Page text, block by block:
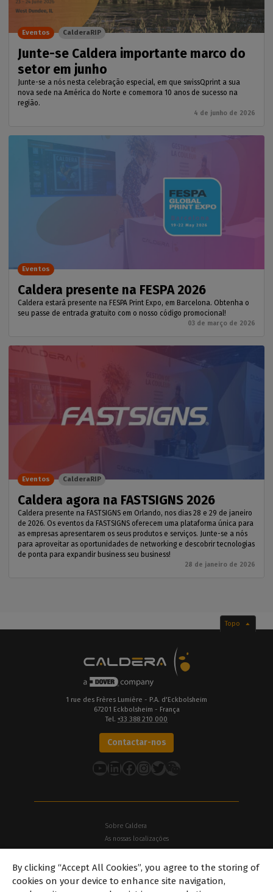
Junte-se Caldera importante marco do
setor em junho
Junte-se a nós nesta celebração especial, em que swissQprint a sua
nova sede na América do Norte e comemora 10 anos de sucesso na
região.
4 de junho de 2026
Eventos CalderaRIP
Caldera presente na FESPA 2026
Caldera estará presente na FESPA Print Expo, em Barcelona. Obtenha o
seu passe de entrada gratuito com o nosso código promocional!
03 de março de 2026
Eventos
Caldera agora na FASTSIGNS 2026
Caldera presente na FASTSIGNS em Orlando, nos dias 28 e 29 de janeiro
de 2026. Os eventos da FASTSIGNS oferecem uma plataforma única para
as empresas apresentarem os seus produtos e serviços. Junte-se a nós
para aproveitar as oportunidades de networking e descobrir tecnologias
de ponta para expandir business seu business!
28 de janeiro de 2026
Eventos CalderaRIP
Topo
1 rue des Frères Lumière - P.A. d'Eckbolsheim
67201 Eckbolsheim - França
Tel. +33 388 210 000
Contactar-nos
YouTube
LinkedIn
Facebook
Instagram
Twitter
Sobre Caldera
As nossas localizações
Carreiras
Parceiros
By clicking “Accept All Cookies”, you agree to the storing of
cookies on your device to enhance site navigation,